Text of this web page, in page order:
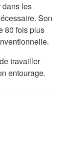
dans les
Son
80 fois plus
travailler
entourage.